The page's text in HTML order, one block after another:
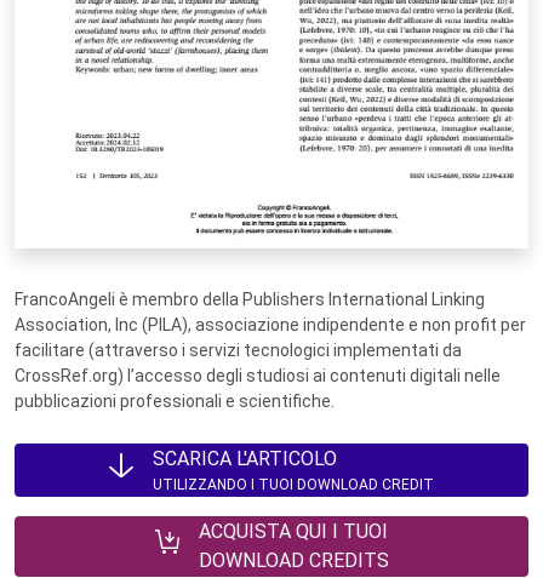
FrancoAngeli è membro della Publishers International Linking
Association, Inc (PILA), associazione indipendente e non profit per
facilitare (attraverso i servizi tecnologici implementati da
CrossRef.org) l’accesso degli studiosi ai contenuti digitali nelle
pubblicazioni professionali e scientifiche.
SCARICA L'ARTICOLO
UTILIZZANDO I TUOI DOWNLOAD CREDIT
ACQUISTA QUI I TUOI
DOWNLOAD CREDITS